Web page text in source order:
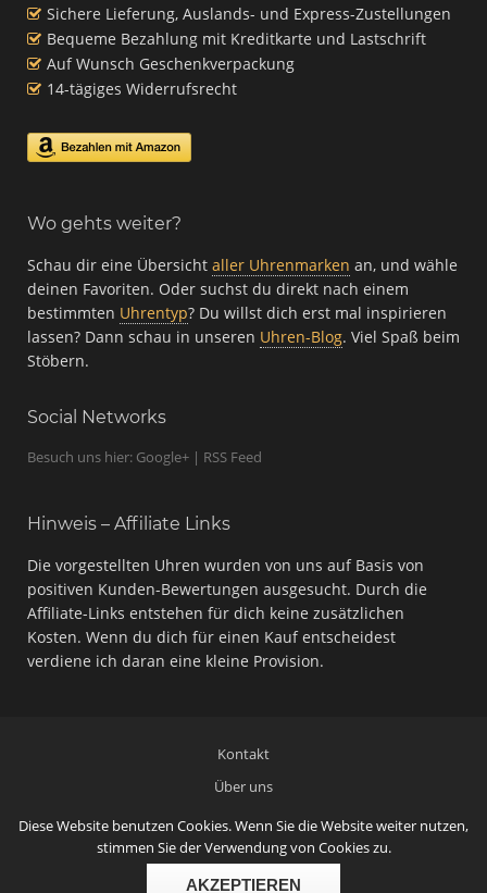
Sichere Lieferung, Auslands- und Express-Zustellungen
Bequeme Bezahlung mit Kreditkarte und Lastschrift
Auf Wunsch Geschenkverpackung
14-tägiges Widerrufsrecht
Wo gehts weiter?
Schau dir eine Übersicht aller Uhrenmarken an, und wähle
deinen Favoriten. Oder suchst du direkt nach einem
bestimmten Uhrentyp? Du willst dich erst mal inspirieren
lassen? Dann schau in unseren Uhren-Blog. Viel Spaß beim
Stöbern.
Social Networks
Besuch uns hier: Google+ | RSS Feed
Hinweis – Affiliate Links
Die vorgestellten Uhren wurden von uns auf Basis von
positiven Kunden-Bewertungen ausgesucht. Durch die
Affiliate-Links entstehen für dich keine zusätzlichen
Kosten. Wenn du dich für einen Kauf entscheidest
verdiene ich daran eine kleine Provision.
Kontakt
Über uns
Impressum
Datenschutz
Sitemap
Diese Website benutzen Cookies. Wenn Sie die Website weiter nutzen,
stimmen Sie der Verwendung von Cookies zu.
AKZEPTIEREN